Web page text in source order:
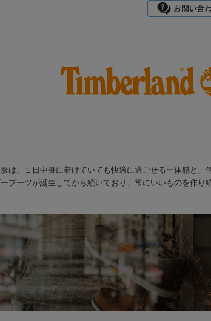
は、１日中身に着けていても快適に過ごせる一体感と、
ブーツが誕生してから続いており、常にいいものを作り